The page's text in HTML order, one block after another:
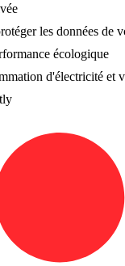
les données de
écologique
d'électricité et